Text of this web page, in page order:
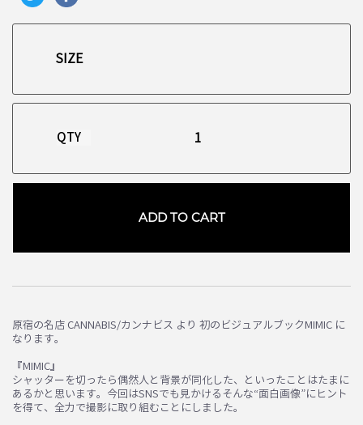
QTY
ADD TO CART
原宿の名店 CANNABIS/カンナビス より 初のビジュアルブックMIMIC に
なります。
『MIMIC』
シャッターを切ったら偶然人と背景が同化した、といったことはたまに
あるかと思います。今回はSNSでも見かけるそんな“面白画像”にヒント
を得て、全力で撮影に取り組むことにしました。